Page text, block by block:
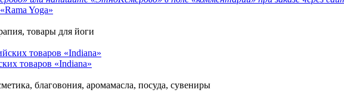
Yoga»
товары для йоги
товаров «Indiana»
благовония, аромамасла, посуда, сувениры